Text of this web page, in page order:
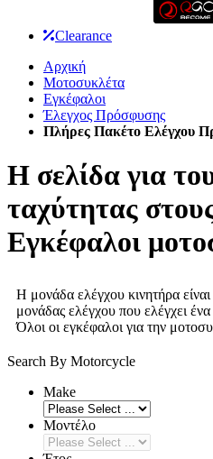
Clearance
Αρχική
Μοτοσυκλέτα
Εγκέφαλοι
Έλεγχος Πρόσφυσης
Πλήρες Πακέτο Ελέγχου
Η σελίδα για
ταχύτητας
Εγκέφαλοι
Η μονάδα ελέγχου κινητήρα
μονάδας ελέγχου που ελέγχει
Όλοι οι εγκέφαλοι για την
Search By Motorcycle
Make
Μοντέλο